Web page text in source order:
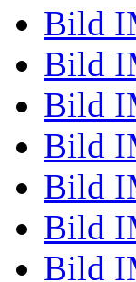
Bild
Bild
Bild
Bild
Bild
Bild
Bild